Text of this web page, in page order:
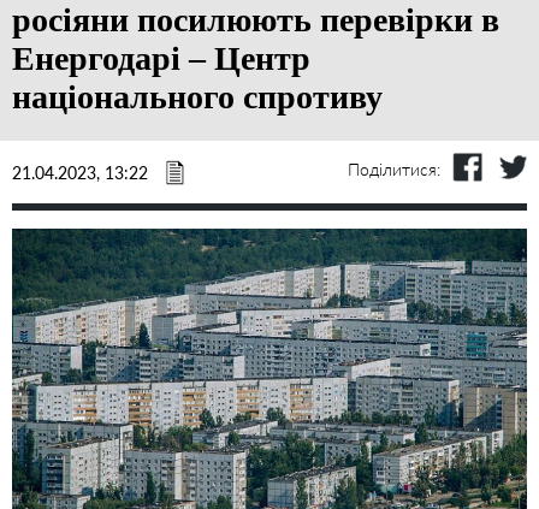
росіяни посилюють перевірки в
Енергодарі – Центр
національного спротиву
21.04.2023, 13:22 Поділитися: